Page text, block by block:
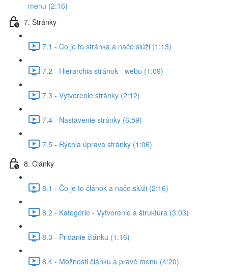
menu (2:16)
7. Stránky
7.1 - Čo je to stránka a načo slúži (1:13)
7.2 - Hierarchia stránok - webu (1:09)
7.3 - Vytvorenie stránky (2:12)
7.4 - Nastavenie stránky (6:59)
7.5 - Rýchla úprava stránky (1:06)
8. Články
8.1 - Čo je to článok a načo slúži (2:16)
8.2 - Kategórie - Vytvorenie a štruktúra (3:03)
8.3 - Pridanie článku (1:16)
8.4 - Možnosti článku a pravé menu (4:20)